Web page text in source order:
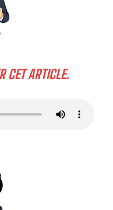
CET ARTICLE.